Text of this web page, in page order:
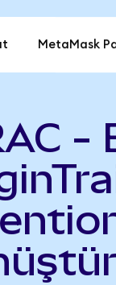
MetaMask
-